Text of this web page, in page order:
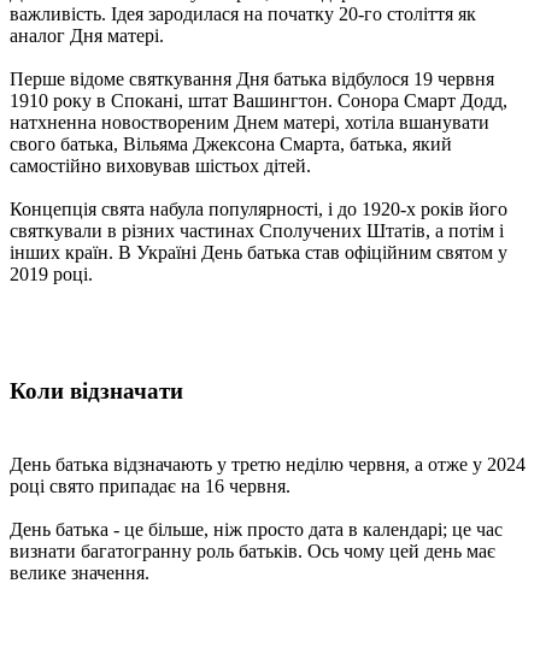
важливість. Ідея зародилася на початку 20-го століття як
аналог Дня матері.
Перше відоме святкування Дня батька відбулося 19 червня
1910 року в Спокані, штат Вашингтон. Сонора Смарт Додд,
натхненна новоствореним Днем матері, хотіла вшанувати
свого батька, Вільяма Джексона Смарта, батька, який
самостійно виховував шістьох дітей.
Концепція свята набула популярності, і до 1920-х років його
святкували в різних частинах Сполучених Штатів, а потім і
інших країн. В Україні День батька став офіційним святом у
2019 році.
Коли відзначати
День батька відзначають у третю неділю червня, а отже у 2024
році свято припадає на 16 червня.
День батька - це більше, ніж просто дата в календарі; це час
визнати багатогранну роль батьків. Ось чому цей день має
велике значення.